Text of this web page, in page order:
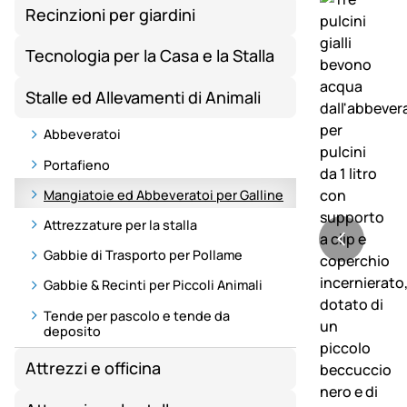
Recinzioni per giardini
Tecnologia per la Casa e la Stalla
Stalle ed Allevamenti di Animali
Abbeveratoi
Portafieno
Mangiatoie ed Abbeveratoi per Galline
Attrezzature per la stalla
Gabbie di Trasporto per Pollame
Gabbie & Recinti per Piccoli Animali
Tende per pascolo e tende da
deposito
Attrezzi e officina